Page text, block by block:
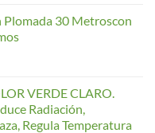
30 Metroscon
VERDE CLARO.
Radiación,
Regula Temperatura